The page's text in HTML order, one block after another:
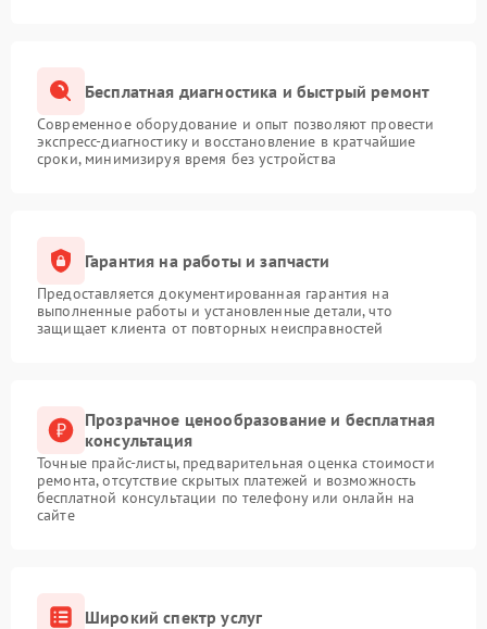
Бесплатная диагностика и быстрый ремонт
Современное оборудование и опыт позволяют провести
экспресс-диагностику и восстановление в кратчайшие
сроки, минимизируя время без устройства
Гарантия на работы и запчасти
Предоставляется документированная гарантия на
выполненные работы и установленные детали, что
защищает клиента от повторных неисправностей
Прозрачное ценообразование и бесплатная
консультация
Точные прайс-листы, предварительная оценка стоимости
ремонта, отсутствие скрытых платежей и возможность
бесплатной консультации по телефону или онлайн на
сайте
Широкий спектр услуг